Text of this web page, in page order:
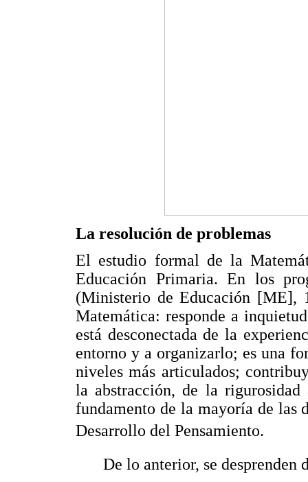
La resolución de problemas
El estudio formal de la
Educación Primaria. En los
(Ministerio de Educación [ME],
Matemática: responde a
está desconectada de la
entorno y a organizarlo; es una
niveles más articulados;
la abstracción, de la
fundamento de la mayoría de las
Desarrollo del Pensamiento.
De lo anterior, se desprenden